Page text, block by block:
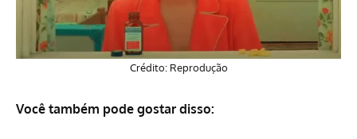
Crédito: Reprodução
Você também pode gostar disso: